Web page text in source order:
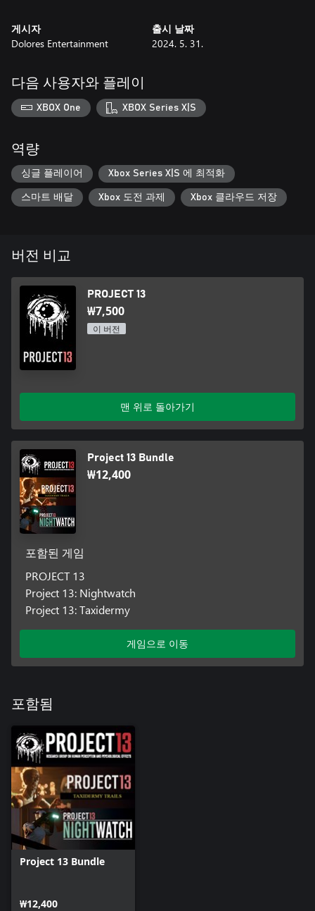
게시자
Dolores Entertainment
출시 날짜
2024. 5. 31.
다음 사용자와 플레이
XBOX One XBOX Series X|S
역량
싱글 플레이어 Xbox Series X|S 에 최적화
스마트 배달 Xbox 도전 과제 Xbox 클라우드 저장
버전 비교
PROJECT 13
₩7,500
이 버전
맨 위로 돌아가기
Project 13 Bundle
₩12,400
포함된 게임
PROJECT 13
Project 13: Nightwatch
Project 13: Taxidermy
게임으로 이동
포함됨
Project 13 Bundle
₩12,400